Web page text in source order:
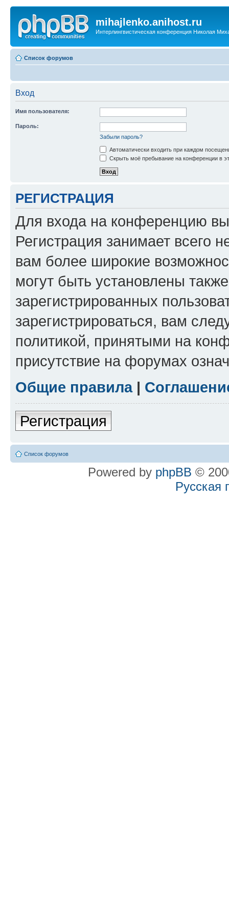
mihajlenko.anihost.ru
Интерлингвистическая конференция Николая
Список форумов
Вход
Имя пользователя:
Пароль:
Забыли пароль?
Автоматически входить при каждом
Скрыть моё пребывание на конференции в
РЕГИСТРАЦИЯ
Для входа на конференцию
Регистрация занимает всего
вам более широкие
могут быть установлены
зарегистрированных
зарегистрироваться, вам
политикой, принятыми на
присутствие на форумах
Общие правила|
Регистрация
Список форумов
Powered by phpBB ©
Русская